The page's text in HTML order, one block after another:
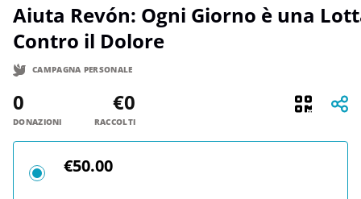
Aiuta Revón: Ogni Giorno è una Lotta
Contro il Dolore
CAMPAGNA PERSONALE
0
DONAZIONI
€0
RACCOLTI
€50.00